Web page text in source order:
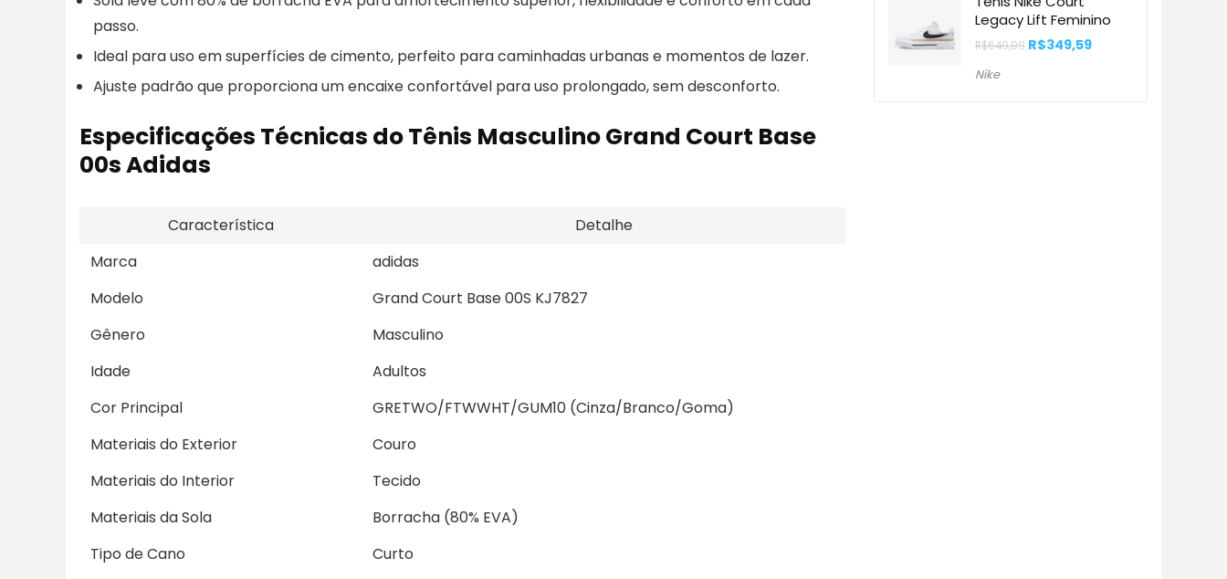
passo.
Ideal para uso em superfícies de cimento, perfeito para caminhadas urbanas e momentos de lazer.
Ajuste padrão que proporciona um encaixe confortável para uso prolongado, sem desconforto.
Especificações Técnicas do Tênis Masculino Grand Court Base
00s Adidas
Característica
Detalhe
Marca
adidas
Modelo
Grand Court Base 00S KJ7827
Gênero
Masculino
Idade
Adultos
Cor Principal
GRETWO/FTWWHT/GUM10 (Cinza/Branco/Goma)
Materiais do Exterior
Couro
Materiais do Interior
Tecido
Materiais da Sola
Borracha (80% EVA)
Tipo de Cano
Curto
Legacy Lift Feminino
R$649,99 O
R$349,59O
Nike